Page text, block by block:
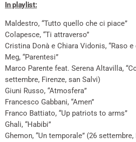
In playlist:
Maldestro, “Tutto quello che ci piace”
Colapesce, “Ti attraverso”
Cristina Donà e Chiara Vidonis, “Raso
Meg, “Parentesi”
Marco Parente feat. Serena Altavilla,
settembre, Firenze, san Salvi)
Giuni Russo, “Atmosfera”
Francesco Gabbani, “Amen”
Franco Battiato, “Up patriots to arms”
Ghali, “Habibi”
Ghemon, “Un temporale” (26 settembre,